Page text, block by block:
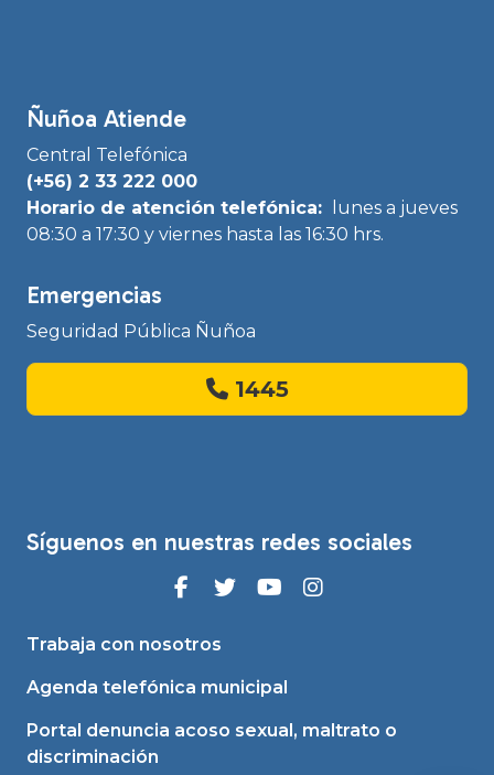
Ñuñoa Atiende
Central Telefónica
(+56) 2 33 222 000
Horario de atención telefónica:
lunes a jueves
08:30 a 17:30 y viernes hasta las 16:30 hrs.
Emergencias
Seguridad Pública Ñuñoa
1445
Síguenos en nuestras redes sociales
Trabaja con nosotros
Agenda telefónica municipal
Portal denuncia acoso sexual, maltrato o
discriminación